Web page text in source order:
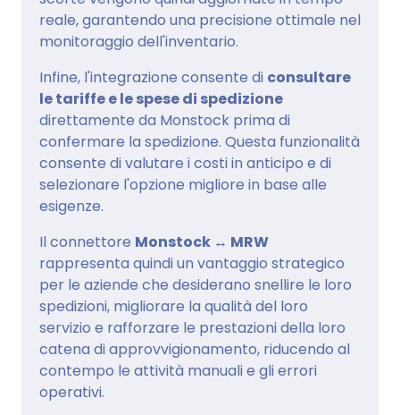
reale, garantendo una precisione ottimale nel
monitoraggio dell'inventario.
Infine, l'integrazione consente di consultare
le tariffe e le spese di spedizione
direttamente da Monstock prima di
confermare la spedizione. Questa funzionalità
consente di valutare i costi in anticipo e di
selezionare l'opzione migliore in base alle
esigenze.
Il connettore Monstock ↔ MRW
rappresenta quindi un vantaggio strategico
per le aziende che desiderano snellire le loro
spedizioni, migliorare la qualità del loro
servizio e rafforzare le prestazioni della loro
catena di approvvigionamento, riducendo al
contempo le attività manuali e gli errori
operativi.